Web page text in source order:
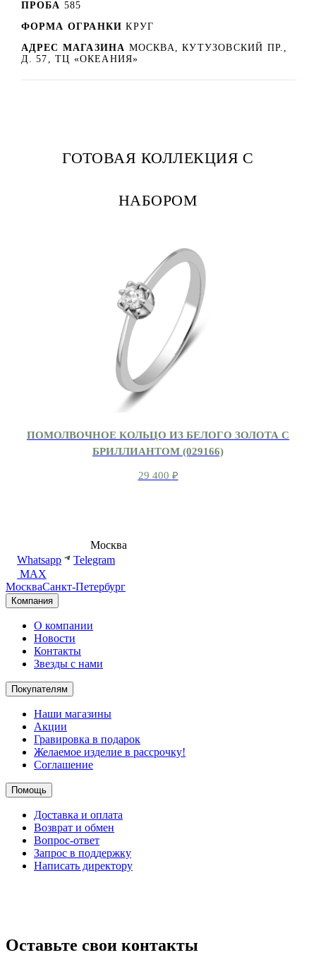
ПРОБА 585
ФОРМА ОГРАНКИ КРУГ
АДРЕС МАГАЗИНА МОСКВА, КУТУЗОВСКИЙ ПР.,
Д. 57, ТЦ «ОКЕАНИЯ»
ГОТОВАЯ КОЛЛЕКЦИЯ С
НАБОРОМ
ПОМОЛВОЧНОЕ КОЛЬЦО ИЗ БЕЛОГО ЗОЛОТА С
БРИЛЛИАНТОМ (029166)
29 400 ₽
Москва
Whatsapp
Telegram
MAX
МоскваСанкт-Петербург
Компания
О компании
Новости
Контакты
Звезды с нами
Покупателям
Наши магазины
Акции
Гравировка в подарок
Желаемое изделие в рассрочку!
Соглашение
Помощь
Доставка и оплата
Возврат и обмен
Вопрос-ответ
Запрос в поддержку
Написать директору
Оставьте свои контакты